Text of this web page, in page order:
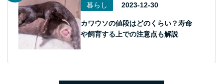
暮らし 2023-12-30
カワウソの値段はどのくらい？寿命
や飼育する上での注意点も解説